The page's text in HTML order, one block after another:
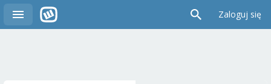
Zaloguj się